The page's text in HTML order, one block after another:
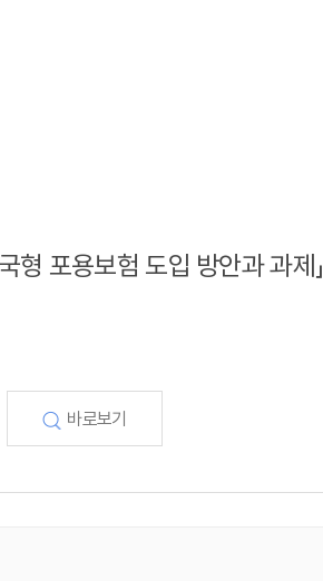
형 포용보험 도입 방안과 과제」
바로보기